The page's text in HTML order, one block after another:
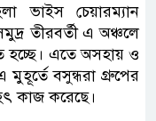
ভাইস চেয়ারম্যান
তীরবর্তী এ অঞ্চলে
হচ্ছে। এতে অসহায় ও
মুহূর্তে বসুন্ধরা গ্রুপের
কাজ করেছে।